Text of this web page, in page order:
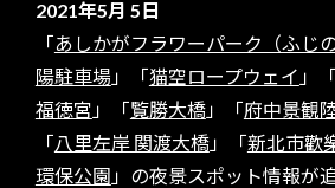
2021年5月 5日
「あしかがフラワーパーク（ふじ
陽駐車場 」「猫空ロープウェイ 」「
福徳宮 」「覧勝大橋」「府中景観
「八里左岸 関渡大橋」「新北市歡
環保公園 」の夜景スポット情報が